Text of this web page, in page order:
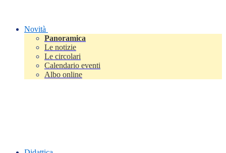
Novità
Panoramica
Le notizie
Le circolari
Calendario eventi
Albo online